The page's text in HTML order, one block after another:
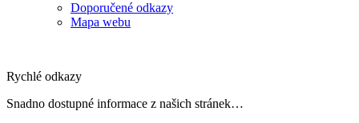
Doporučené odkazy
Mapa webu
Rychlé odkazy
Snadno dostupné informace z našich stránek…